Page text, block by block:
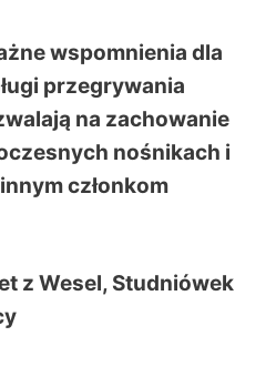
wspomnienia dla
przegrywania
na zachowanie
nośnikach i
członkom
z Wesel, Studniówek